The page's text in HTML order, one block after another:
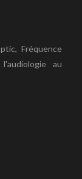
Fréquence
au